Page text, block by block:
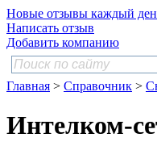
Новые отзывы каждый
Написать отзыв
Добавить компанию
Главная > Справочник >
Интелком-